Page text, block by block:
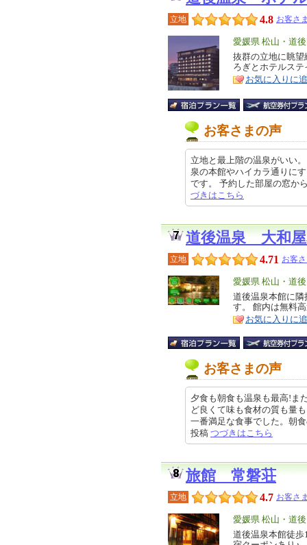
立地 4.8 お客さ
エ
リ
ア
愛媛県 松山・道後
特
徴
抜群の立地に眺
ろぎとホテルス
お気に入りに
お客さまの声
立地と最上階の温泉がいい
泉の本館やハイカラ通りに
です。 予約した部屋の窓
づきはこちら
道後温泉 大和
立地 4.71 お客
エ
リ
ア
愛媛県 松山・道後
特
徴
道後温泉本館に
す。 館内は無料
お気に入りに
お客さまの声
夕食も朝食も温泉も最高!ま
ど良くて味も食材の質も量
一番満足な食事でした。朝
投稿 つづきはこちら
旅館 常磐荘
立地 4.7 お客さ
エ
リ
愛媛県 松山・道後
特
道後温泉本館徒